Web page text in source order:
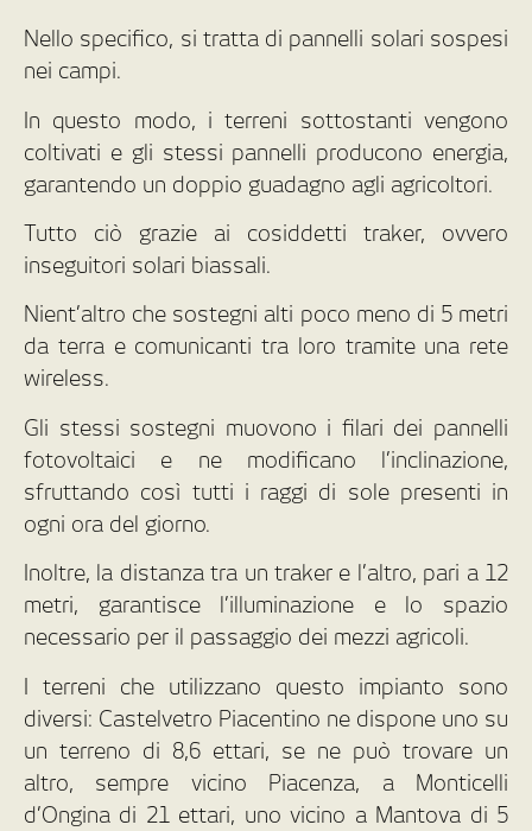
Nello specifico, si tratta di pannelli solari sospesi
nei campi.
In questo modo, i terreni sottostanti vengono
coltivati e gli stessi pannelli producono energia,
garantendo un doppio guadagno agli agricoltori.
Tutto ciò grazie ai cosiddetti traker, ovvero
inseguitori solari biassali.
Nient’altro che sostegni alti poco meno di 5 metri
da terra e comunicanti tra loro tramite una rete
wireless.
Gli stessi sostegni muovono i filari dei pannelli
fotovoltaici e ne modificano l’inclinazione,
sfruttando così tutti i raggi di sole presenti in
ogni ora del giorno.
Inoltre, la distanza tra un traker e l’altro, pari a 12
metri, garantisce l’illuminazione e lo spazio
necessario per il passaggio dei mezzi agricoli.
I terreni che utilizzano questo impianto sono
diversi: Castelvetro Piacentino ne dispone uno su
un terreno di 8,6 ettari, se ne può trovare un
altro, sempre vicino Piacenza, a Monticelli
d’Ongina di 21 ettari, uno vicino a Mantova di 5